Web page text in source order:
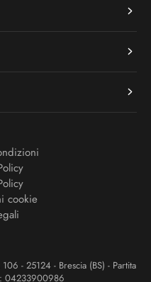
cookie
- 25124 - Brescia (BS) - Partita
04233900986